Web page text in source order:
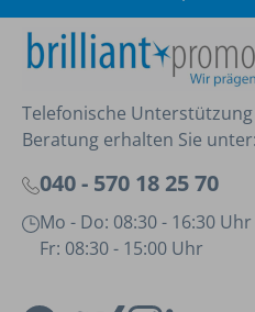
Telefonische
Beratung erhalten Sie unter:
040 - 570 18 25 70
Mo - Do: 08:30 - 16:30 Uhr
Fr: 08:30 - 15:00 Uhr